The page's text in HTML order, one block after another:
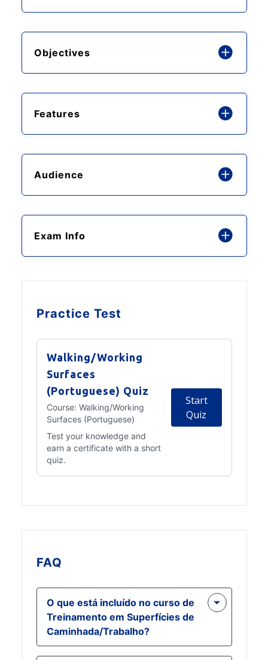
Objectives
Features
Audience
Exam Info
Practice Test
Walking/Working
Surfaces
(Portuguese) Quiz
Course: Walking/Working
Surfaces (Portuguese)
Test your knowledge and
earn a certificate with a short
quiz.
Start
Quiz
FAQ
O que está incluído no curso de
Treinamento em Superfícies de
Caminhada/Trabalho?
O curso inclui aulas interativas